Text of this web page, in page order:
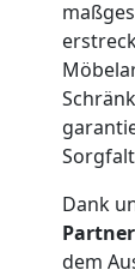
Dank
dem